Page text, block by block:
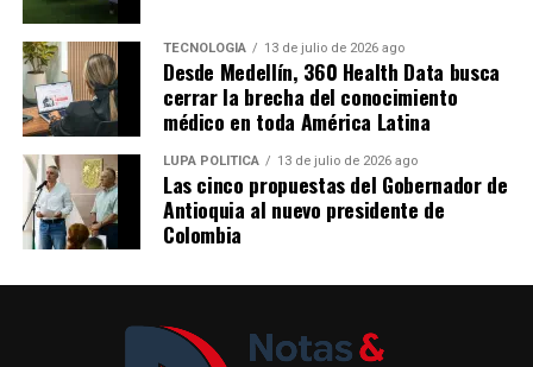
Nota patrocinada
Más información en
https://www.concejodemedellin.gov.co/
Comparte el artículo:
movilizan a más de 1,1 millones de personas cada día. La
emisión de estos bonos reafirma la confianza del
mercado en el plan estratégico de crecimiento de la
empresa y en su liderazgo como referente de movilidad
sostenible en América Latina.
Comparte el artículo:
Me gusta esto:
TECNOLOGÍA 13 de julio de 2026 ago
Desde Medellín, 360 Health Data busca
cerrar la brecha del conocimiento
médico en toda América Latina
LUPA POLÍTICA 13 de julio de 2026 ago
Las cinco propuestas del Gobernador de
Antioquia al nuevo presidente de
Colombia